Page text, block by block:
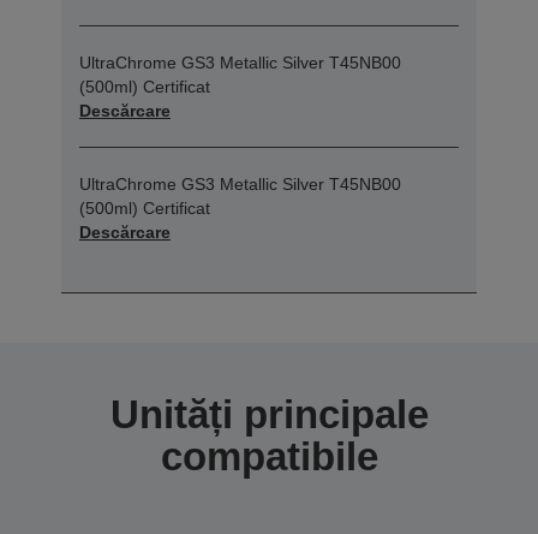
UltraChrome GS3 Metallic Silver T45NB00
(500ml) Certificat
Descărcare
UltraChrome GS3 Metallic Silver T45NB00
(500ml) Certificat
Descărcare
Unități principale
compatibile